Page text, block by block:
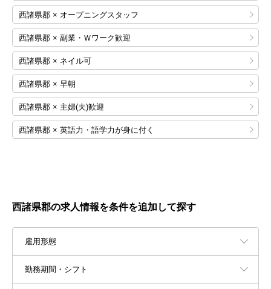
西諸県郡 × オープニングスタッフ
西諸県郡 × 副業・Ｗワーク歓迎
西諸県郡 × ネイル可
西諸県郡 × 早朝
西諸県郡 × 主婦(夫)歓迎
西諸県郡 × 英語力・語学力が身に付く
西諸県郡の求人情報を条件を追加して探す
雇用形態
勤務期間・シフト